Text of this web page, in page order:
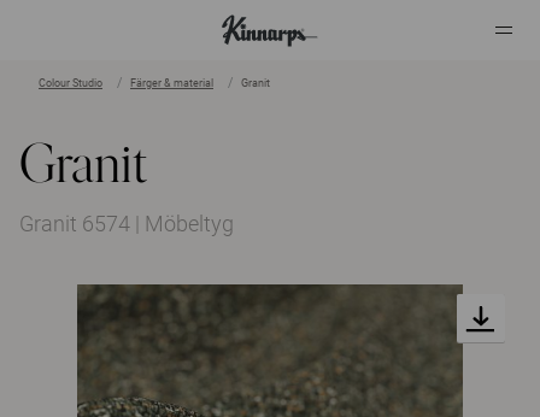
Colour Studio Färger & material Granit
Granit
Granit 6574 | Möbeltyg